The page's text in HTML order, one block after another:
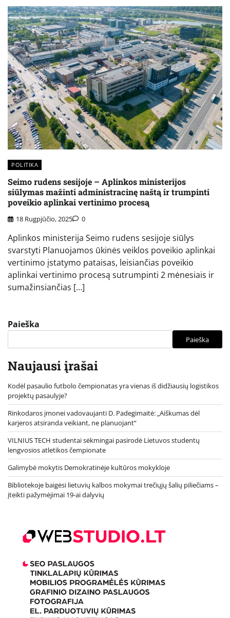
POLITIKA
Seimo rudens sesijoje – Aplinkos ministerijos
siūlymas mažinti administracinę naštą ir trumpinti
poveikio aplinkai vertinimo procesą
18 Rugpjūčio, 2025 0
Aplinkos ministerija Seimo rudens sesijoje siūlys
svarstyti Planuojamos ūkinės veiklos poveikio aplinkai
vertinimo įstatymo pataisas, leisiančias poveikio
aplinkai vertinimo procesą sutrumpinti 2 mėnesiais ir
sumažinsiančias […]
Paieška
Paieška
Naujausi įrašai
Kodėl pasaulio futbolo čempionatas yra vienas iš didžiausių logistikos
projektų pasaulyje?
Rinkodaros įmonei vadovaujanti D. Padegimaitė: „Aiškumas dėl
karjeros atsiranda veikiant, ne planuojant“
VILNIUS TECH studentai sėkmingai pasirodė Lietuvos studentų
lengvosios atletikos čempionate
Galimybė mokytis Demokratinėje kultūros mokykloje
Bibliotekoje baigėsi lietuvių kalbos mokymai trečiųjų šalių piliečiams –
įteikti pažymėjimai 19-ai dalyvių